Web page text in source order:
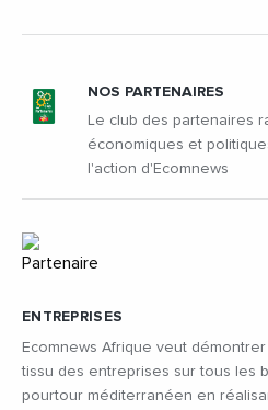
ENTREPRISES
Ecomnews Afrique veut
tissu des entreprises sur tous les
pourtour méditerranéen en
NOS PARTENAIRES
Le club des partenaires
économiques et
l'action d'Ecomnews